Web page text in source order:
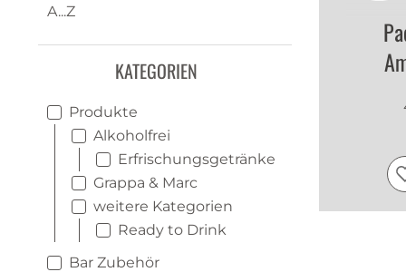
A...Z
KATEGORIEN
Produkte
Alkoholfrei
Erfrischungsgetränke
Grappa & Marc
weitere Kategorien
Ready to Drink
Bar Zubehör